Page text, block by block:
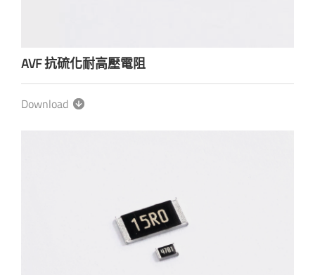
AVF 抗硫化耐高壓電阻
Download